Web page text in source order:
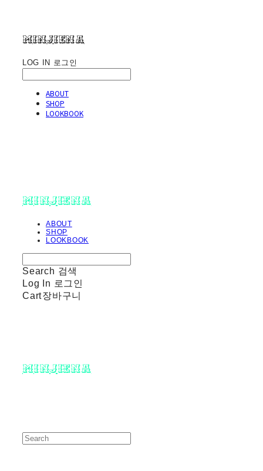
minjiena
LOG IN 로그인
ABOUT
SHOP
LOOKBOOK
minjiena
ABOUT
SHOP
LOOKBOOK
Search 검색
Log In 로그인
Cart장바구니
minjiena